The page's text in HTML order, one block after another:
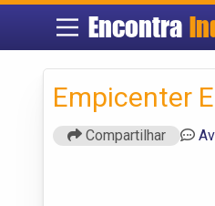
Encontra
Empicenter
Compartilhar